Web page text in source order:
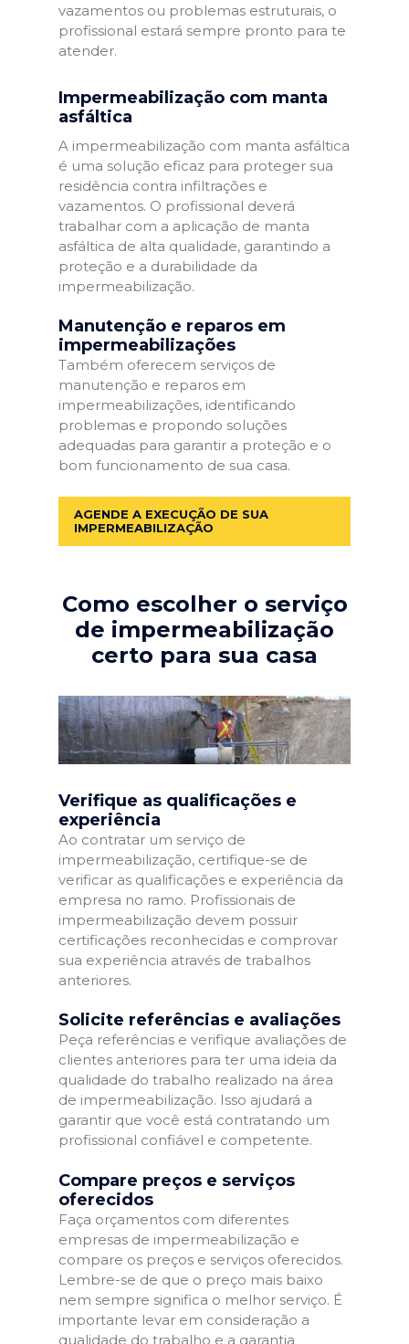
vazamentos ou problemas estruturais, o
profissional estará sempre pronto para te
atender.
Impermeabilização com manta
asfáltica
A impermeabilização com manta asfáltica
é uma solução eficaz para proteger sua
residência contra infiltrações e
vazamentos. O profissional deverá
trabalhar com a aplicação de manta
asfáltica de alta qualidade, garantindo a
proteção e a durabilidade da
impermeabilização.
Manutenção e reparos em
impermeabilizações
Também oferecem serviços de
manutenção e reparos em
impermeabilizações, identificando
problemas e propondo soluções
adequadas para garantir a proteção e o
bom funcionamento de sua casa.
AGENDE A EXECUÇÃO DE SUA
IMPERMEABILIZAÇÃO
Como escolher o serviço
de impermeabilização
certo para sua casa
Verifique as qualificações e
experiência
Ao contratar um serviço de
impermeabilização, certifique-se de
verificar as qualificações e experiência da
empresa no ramo. Profissionais de
impermeabilização devem possuir
certificações reconhecidas e comprovar
sua experiência através de trabalhos
anteriores.
Solicite referências e avaliações
Peça referências e verifique avaliações de
clientes anteriores para ter uma ideia da
qualidade do trabalho realizado na área
de impermeabilização. Isso ajudará a
garantir que você está contratando um
profissional confiável e competente.
Compare preços e serviços
oferecidos
Faça orçamentos com diferentes
empresas de impermeabilização e
compare os preços e serviços oferecidos.
Lembre-se de que o preço mais baixo
nem sempre significa o melhor serviço. É
importante levar em consideração a
qualidade do trabalho e a garantia